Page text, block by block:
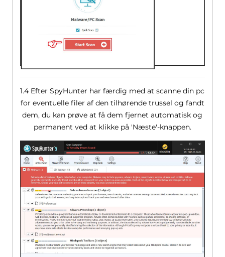
1.4 Efter SpyHunter har færdig med at scanne din pc
for eventuelle filer af den tilhørende trussel og fandt
dem, du kan prøve at få dem fjernet automatisk og
permanent ved at klikke på 'Næste'-knappen.